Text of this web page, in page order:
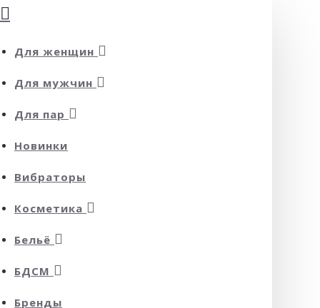
Для женщин
Для мужчин
Для пар
Новинки
Вибраторы
Косметика
Бельё
БДСМ
Бренды